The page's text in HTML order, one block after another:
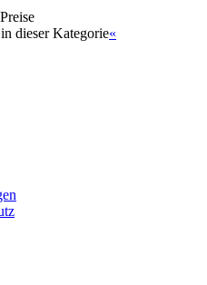
in dieser Kategorie«